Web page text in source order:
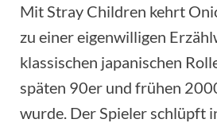
Mit Stray Children kehrt
zu einer eigenwilligen
klassischen japanischen
späten 90er und frühen
wurde. Der Spieler schlüpft